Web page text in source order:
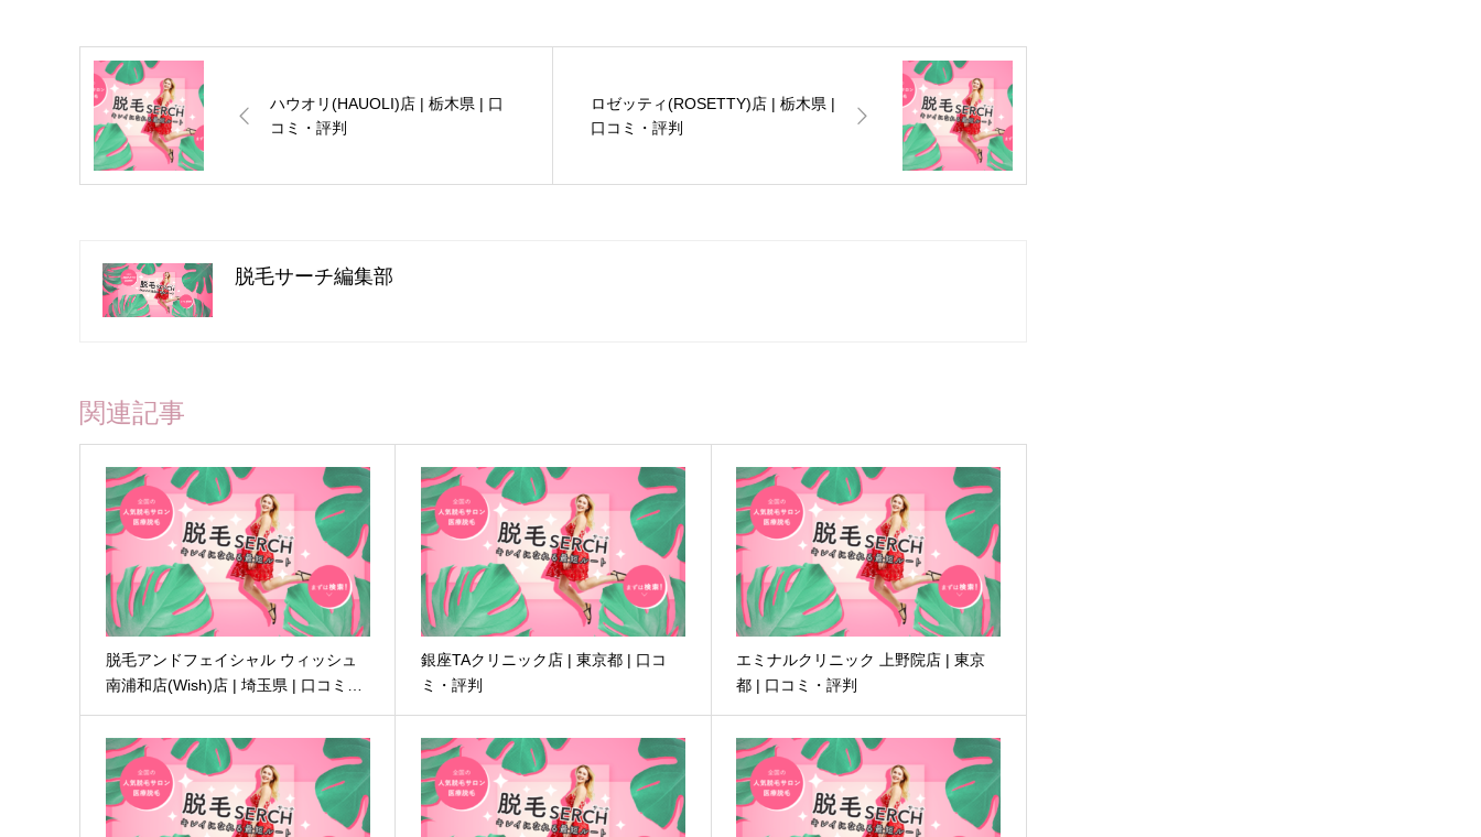
ハウオリ(HAUOLI)店 | 栃木県 | 口
コミ・評判
ロゼッティ(ROSETTY)店 | 栃木県 |
口コミ・評判
脱毛サーチ編集部
関連記事
脱毛アンドフェイシャル ウィッシュ
南浦和店(Wish)店 | 埼玉県 | 口コミ…
銀座TAクリニック店 | 東京都 | 口コ
ミ・評判
エミナルクリニック 上野院店 | 東京
都 | 口コミ・評判